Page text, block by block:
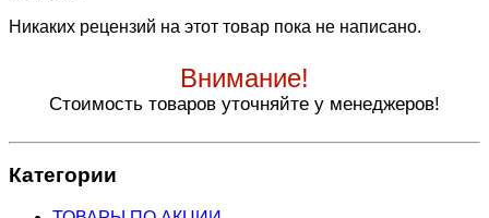
Никаких рецензий на этот товар пока не написано.
Внимание!
Стоимость товаров уточняйте у менеджеров!
Категории